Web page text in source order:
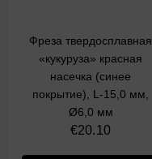
Фреза твердосплавная
«кукуруза» красная
насечка (синее
покрытие), L-15,0 мм,
Ø6,0 мм
€20.10